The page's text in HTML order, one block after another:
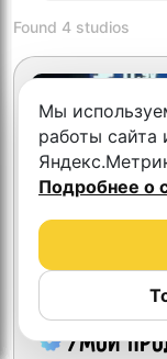
Found 4 studios
7Мой
Мы
работы сайта
Подробнее о